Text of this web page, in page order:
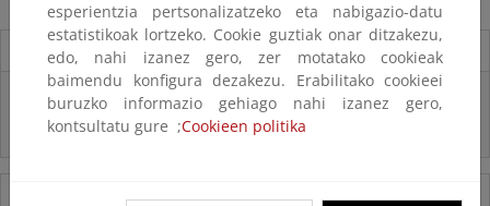
Destacados
Real Decreto subvenciones adaptación riesgos inundación
Inf. Pública RD medidas gestión riesgo inundación
esperientzia pertsonalizatzeko eta nabigazio-datu
estatistikoak lortzeko. Cookie guztiak onar ditzakezu,
edo, nahi izanez gero, zer motatako cookieak
baimendu konfigura dezakezu. Erabilitako cookieei
buruzko informazio gehiago nahi izanez gero,
kontsultatu gure ;Cookieen politika